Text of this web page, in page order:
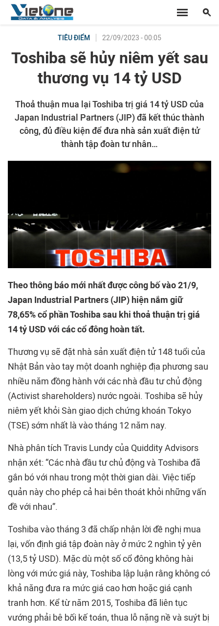
TIÊU ĐIỂM 22/09/2023 - 00:05
Toshiba sẽ hủy niêm yết sau
thương vụ 14 tỷ USD
Thoả thuận mua lại Toshiba trị giá 14 tỷ USD của
Japan Industrial Partners (JIP) đã kết thúc thành
công, đủ điều kiện để đưa nhà sản xuất điện tử
thành tập đoàn tư nhân…
Theo thông báo mới nhất được công bố vào 21/9,
Japan Industrial Partners (JIP) hiện nắm giữ
78,65% cổ phần Toshiba sau khi thoả thuận trị giá
14 tỷ USD với các cổ đông hoàn tất.
Thương vụ sẽ đặt nhà sản xuất điện tử 148 tuổi của
Nhật Bản vào tay một doanh nghiệp địa phương sau
nhiều năm đồng hành với các nhà đầu tư chủ động
(Activist shareholders) nước ngoài. Toshiba sẽ hủy
niêm yết khỏi Sàn giao dịch chứng khoán Tokyo
(TSE) sớm nhất là vào tháng 12 năm nay.
Nhà phân tích Travis Lundy của Quiddity Advisors
nhận xét: “Các nhà đầu tư chủ động và Toshiba đã
gắn bó với nhau trong một thời gian dài. Việc tiếp
quản này cho phép cả hai bên thoát khỏi những vấn
đề với nhau”.
Toshiba vào tháng 3 đã chấp nhận lời đề nghị mua
lại, vốn định giá tập đoàn này ở mức 2 nghìn tỷ yên
(13,5 tỷ USD). Mặc dù một số cổ đông không hài
lòng với mức giá này, Toshiba lập luận rằng không có
khả năng đưa ra mức giá cao hơn hoặc giá cạnh
tranh hơn. Kể từ năm 2015, Toshiba đã liên tục
vướng phải bê bối kế toán, thua lỗ nặng nề và suýt bị